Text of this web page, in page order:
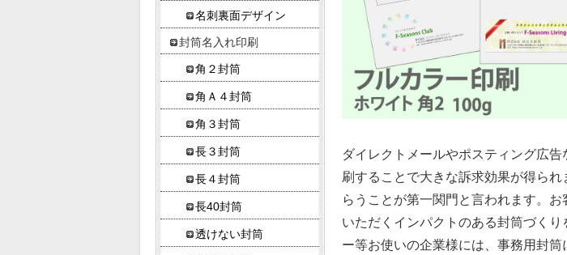
ダイレクトメールやポスティング広
刷することで大きな訴求効果が得ら
らうことが第一関門と言われます。
いただくインパクトのある封筒づく
ー等お使いの企業様には、事務用封
名刺裏面デザイン
封筒名入れ印刷
角２封筒
角Ａ４封筒
角３封筒
長３封筒
長４封筒
長40封筒
透けない封筒